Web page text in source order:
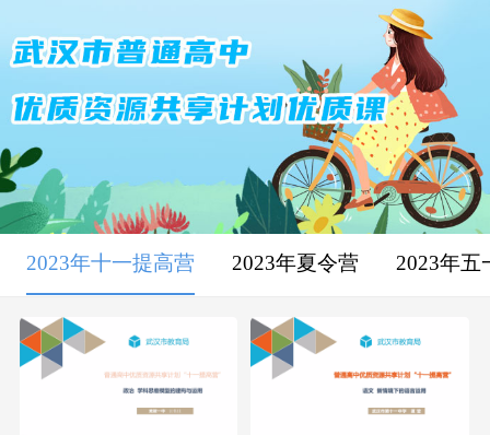
2023年十一提高营 2023年夏令营 2023年五